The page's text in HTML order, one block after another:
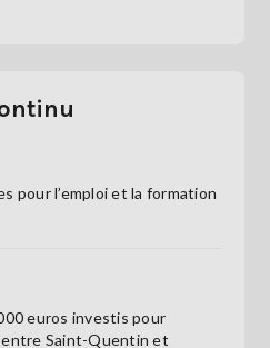
pour l’emploi et la formation
euros investis pour
Saint-Quentin et